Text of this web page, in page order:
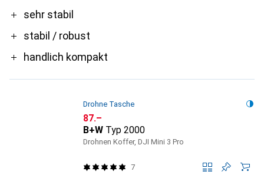
Prosehr stabil
stabil / robust
handlich kompakt
Drohne Tasche
CHF
87.–
B+W Typ 2000
Drohnen Koffer, DJI Mini 3 Pro
7